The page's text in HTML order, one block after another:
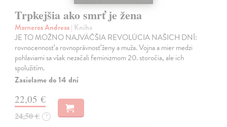
Trpkejšia ako smrť je žena
Marneros Andreas| Kniha
JE TO MOŽNO NAJVÄČŠIA REVOLÚCIA NAŠICH DNÍ:
rovnocennosť a rovnoprávnosť ženy a muža. Vojna a mier medzi
pohlaviami sa však nezačali feminizmom 20. storočia, ale ich
spolužitím.
Zasielame do 14 dní
22,05 €
24,50 € ?